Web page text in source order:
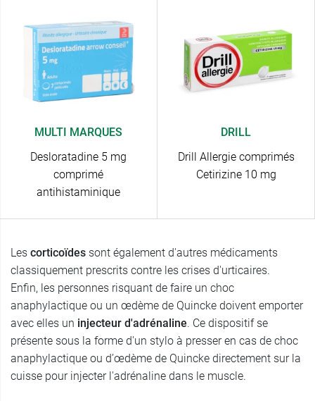
MULTI MARQUES
Desloratadine 5 mg
comprimé
antihistaminique
DRILL
Drill Allergie comprimés
Cetirizine 10 mg
Les corticoïdes sont également d'autres médicaments
classiquement prescrits contre les crises d'urticaires.
Enfin, les personnes risquant de faire un choc
anaphylactique ou un œdème de Quincke doivent emporter
avec elles un injecteur d'adrénaline. Ce dispositif se
présente sous la forme d'un stylo à presser en cas de choc
anaphylactique ou d’œdème de Quincke directement sur la
cuisse pour injecter l'adrénaline dans le muscle.